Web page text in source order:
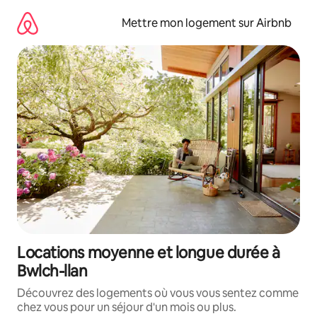
directement
contenu
Mettre mon logement sur Airbnb
Locations moyenne et longue durée à
Bwlch-llan
Découvrez des logements où vous vous sentez comme
chez vous pour un séjour d'un mois ou plus.